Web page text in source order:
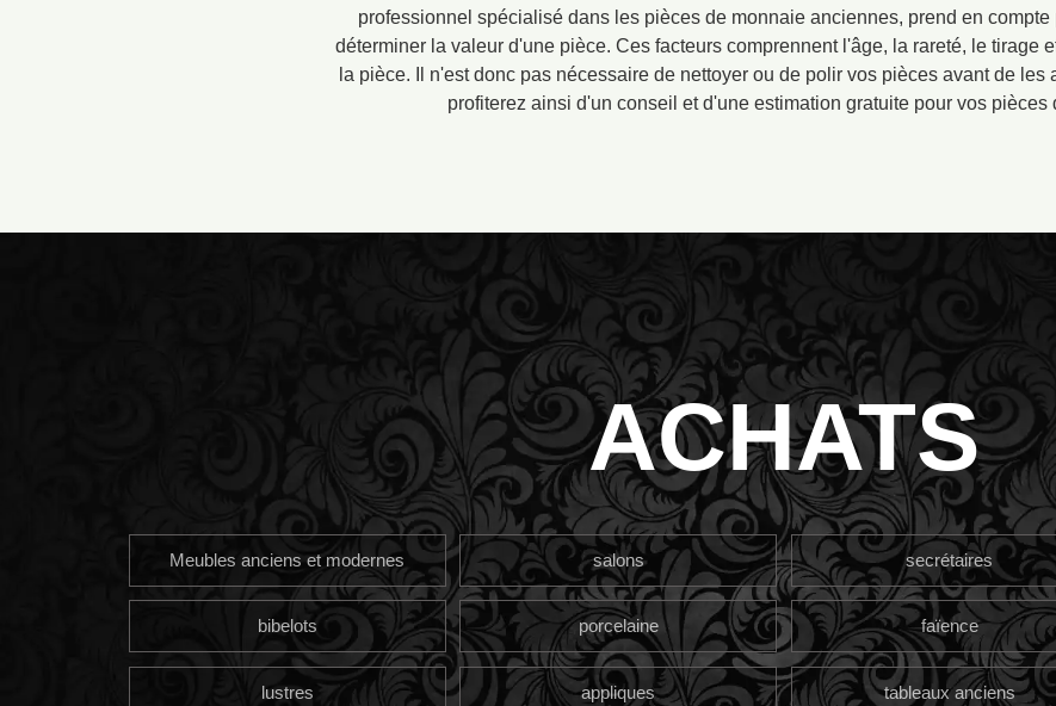
professionnel spécialisé dans les pièces de monnaie anciennes, prend en
déterminer la valeur d'une pièce. Ces facteurs comprennent l'âge, la rareté, le tirage
la pièce. Il n'est donc pas nécessaire de nettoyer ou de polir vos pièces avant de les
profiterez ainsi d'un conseil et d'une estimation gratuite pour vos pièces
ACHATS
Meubles anciens et modernes salons secrétaires
bibelots porcelaine faïence
lustres appliques tableaux anciens